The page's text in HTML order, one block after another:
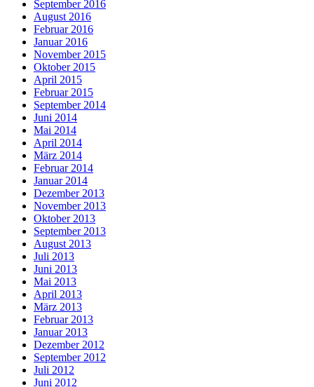
September 2016
August 2016
Februar 2016
Januar 2016
November 2015
Oktober 2015
April 2015
Februar 2015
September 2014
Juni 2014
Mai 2014
April 2014
März 2014
Februar 2014
Januar 2014
Dezember 2013
November 2013
Oktober 2013
September 2013
August 2013
Juli 2013
Juni 2013
Mai 2013
April 2013
März 2013
Februar 2013
Januar 2013
Dezember 2012
September 2012
Juli 2012
Juni 2012